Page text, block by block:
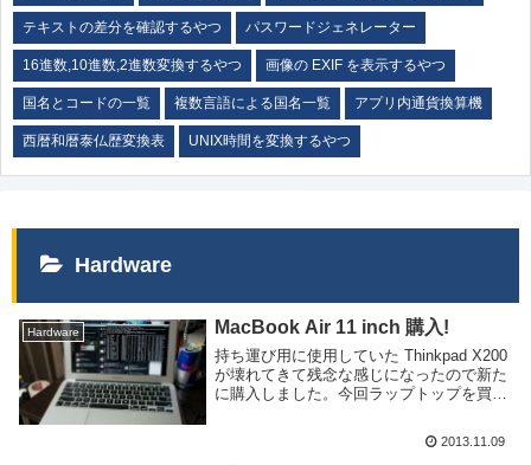
テキストの差分を確認するやつ パスワードジェネレーター
16進数,10進数,2進数変換するやつ 画像の EXIF を表示するやつ
国名とコードの一覧 複数言語による国名一覧 アプリ内通貨換算機
西暦和暦泰仏歴変換表 UNIX時間を変換するやつ
Hardware
Hardware MacBook Air 11 inch 購入!
持ち運び用に使用していた Thinkpad X200
が壊れてきて残念な感じになったので新た
に購入しました。今回ラップトップを買う
ーボードが選べるゲームしないのでグラボ
もOSもなんでもいい持ち運びような...
2013.11.09